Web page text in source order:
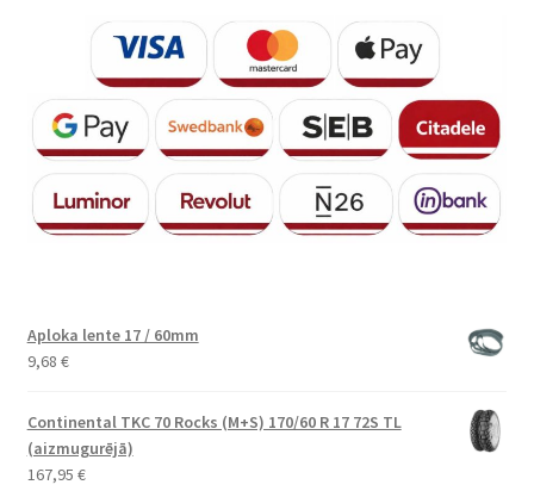
Aploka lente 17 / 60mm
9,68 €
Continental TKC 70 Rocks (M+S) 170/60 R 17 72S TL
(aizmugurējā)
167,95 €